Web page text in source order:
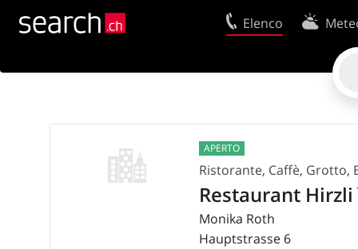
Elenco
APERTO
Ristorante, Caffè, Grotto,
Restaurant Hirzli
Monika Roth
Hauptstrasse 6
Il vostro profolio
Istruzione per l'uso
Informazioni Legali
Contatti
Condizioni
Protezione